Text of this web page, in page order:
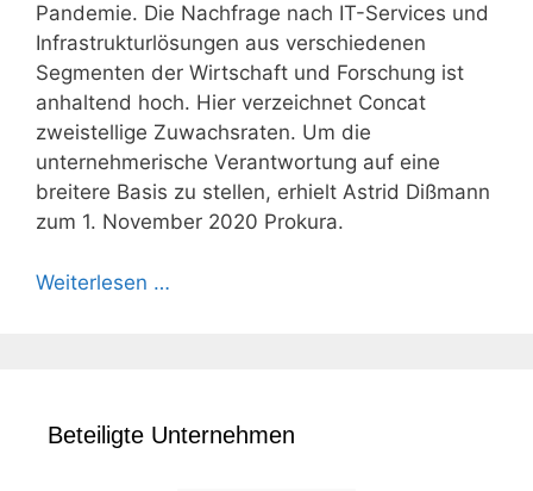
Pandemie. Die Nachfrage nach IT-Services und
Infrastrukturlösungen aus verschiedenen
Segmenten der Wirtschaft und Forschung ist
anhaltend hoch. Hier verzeichnet Concat
zweistellige Zuwachsraten. Um die
unternehmerische Verantwortung auf eine
breitere Basis zu stellen, erhielt Astrid Dißmann
zum 1. November 2020 Prokura.
Weiterlesen …
Beteiligte Unternehmen